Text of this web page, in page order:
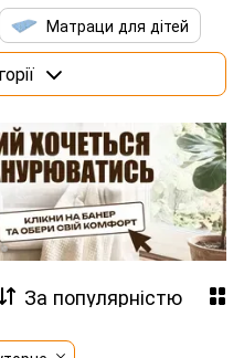
Матраци для дітей
Преміум матраци
За популярністю